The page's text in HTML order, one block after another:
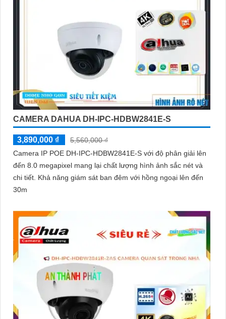
CAMERA DAHUA DH-IPC-HDBW2841E-S
3,890,000 ₫
5,560,000 ₫
Camera IP POE DH-IPC-HDBW2841E-S với độ phân giải lên
đến 8.0 megapixel mang lại chất lượng hình ảnh sắc nét và
chi tiết. Khả năng giám sát ban đêm với hồng ngoại lên đến
30m